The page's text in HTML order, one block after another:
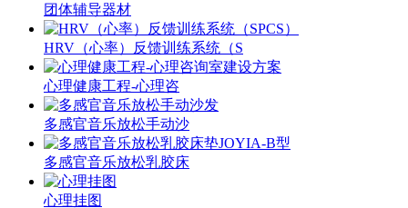
团体辅导器材
HRV（心率）反馈训练系统（S
心理健康工程-心理咨
多感官音乐放松手动沙
多感官音乐放松乳胶床
心理挂图